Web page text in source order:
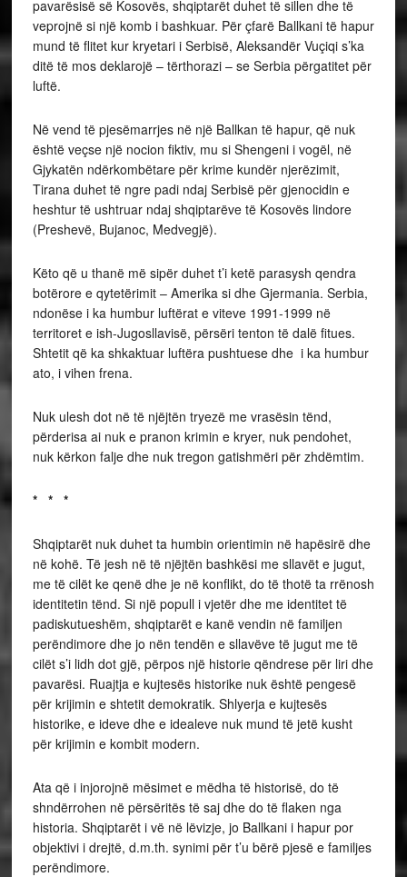
pavarësisë së Kosovës, shqiptarët duhet të sillen dhe të
veprojnë si një komb i bashkuar. Për çfarë Ballkani të hapur
mund të flitet kur kryetari i Serbisë, Aleksandër Vuçiqi s’ka
ditë të mos deklarojë – tërthorazi – se Serbia përgatitet për
luftë.
Në vend të pjesëmarrjes në një Ballkan të hapur, që nuk
është veçse një nocion fiktiv, mu si Shengeni i vogël, në
Gjykatën ndërkombëtare për krime kundër njerëzimit,
Tirana duhet të ngre padi ndaj Serbisë për gjenocidin e
heshtur të ushtruar ndaj shqiptarëve të Kosovës lindore
(Preshevë, Bujanoc, Medvegjë).
Këto që u thanë më sipër duhet t’i ketë parasysh qendra
botërore e qytetërimit – Amerika si dhe Gjermania. Serbia,
ndonëse i ka humbur luftërat e viteve 1991-1999 në
territoret e ish-Jugosllavisë, përsëri tenton të dalë fitues.
Shtetit që ka shkaktuar luftëra pushtuese dhe i ka humbur
ato, i vihen frena.
Nuk ulesh dot në të njëjtën tryezë me vrasësin tënd,
përderisa ai nuk e pranon krimin e kryer, nuk pendohet,
nuk kërkon falje dhe nuk tregon gatishmëri për zhdëmtim.
* * *
Shqiptarët nuk duhet ta humbin orientimin në hapësirë dhe
në kohë. Të jesh në të njëjtën bashkësi me sllavët e jugut,
me të cilët ke qenë dhe je në konflikt, do të thotë ta rrënosh
identitetin tënd. Si një popull i vjetër dhe me identitet të
padiskutueshëm, shqiptarët e kanë vendin në familjen
perëndimore dhe jo nën tendën e sllavëve të jugut me të
cilët s’i lidh dot gjë, përpos një historie qëndrese për liri dhe
pavarësi. Ruajtja e kujtesës historike nuk është pengesë
për krijimin e shtetit demokratik. Shlyerja e kujtesës
historike, e ideve dhe e idealeve nuk mund të jetë kusht
për krijimin e kombit modern.
Ata që i injorojnë mësimet e mëdha të historisë, do të
shndërrohen në përsëritës të saj dhe do të flaken nga
historia. Shqiptarët i vë në lëvizje, jo Ballkani i hapur por
objektivi i drejtë, d.m.th. synimi për t’u bërë pjesë e familjes
perëndimore.